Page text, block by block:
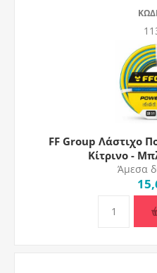
FF Group Λάστιχο
Κίτρινο -
Άμεσα